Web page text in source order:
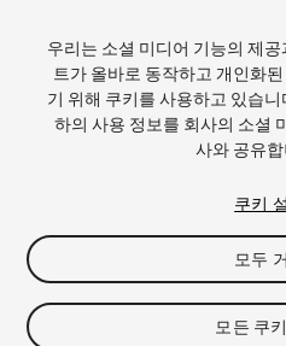
Report a problem on this page
Copyright © 2020 Unity Technologies.
이용약관
개인정보처리
지
우리는 소셜 미디어 기능의 제
트가 올바로 동작하고 개인화
기 위해 쿠키를 사용하고 있습
하의 사용 정보를 회사의 소셜
사와 공유합
쿠키
모두
모든 쿠